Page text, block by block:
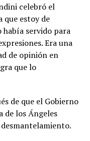
celebró el
que estoy de
había servido para
Era una
de opinión en
que lo
de que el Gobierno
de los Ángeles